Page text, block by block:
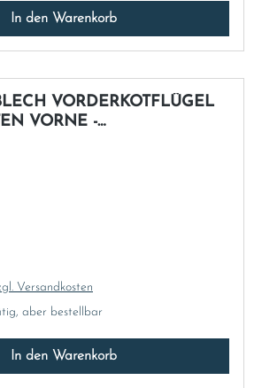
In den Warenkorb
VORDERKOTFLÜGEL
VORNE -
Versandkosten
aber bestellbar
In den Warenkorb